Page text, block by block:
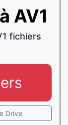
AV1
fichiers
Drive